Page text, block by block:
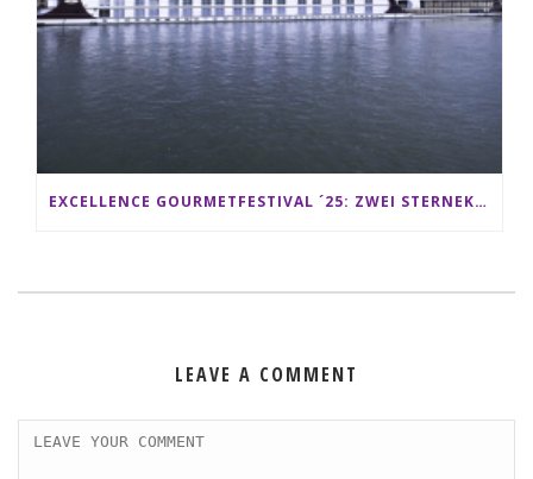
EXCELLENCE GOURMETFESTIVAL ´25: ZWEI STERNEKÖCHE ANTONIO GUIDA & DARIO MORESCO VERWÖHNEN IHRE GÄSTE AUF EINER LUXERIÖSEN SCHIFFSREISE
LEAVE A COMMENT